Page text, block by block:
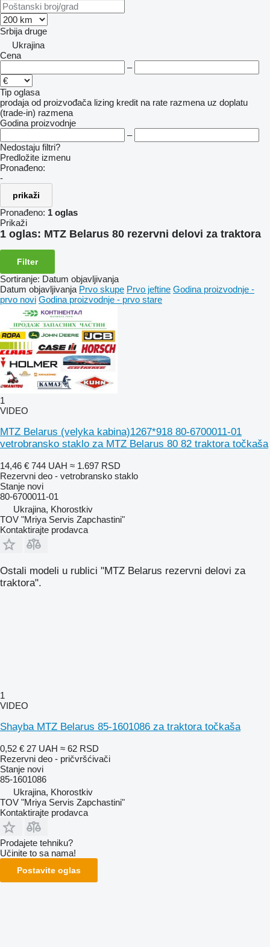
Srbija druge
Ukrajina
Cena
–
Tip oglasa
prodaja od proizvođača lizing kredit na rate razmena uz doplatu
(trade-in) razmena
Godina proizvodnje
–
Nedostaju filtri?
Predložite izmenu
Pronađeno:
-
prikaži
Pronađeno: 1 oglas
Prikaži
1 oglas: MTZ Belarus 80 rezervni delovi za traktora
Filter
Sortiranje: Datum objavljivanja
Datum objavljivanja Prvo skupe Prvo jeftine Godina proizvodnje -
prvo novi Godina proizvodnje - prvo stare
1
VIDEO
MTZ Belarus (velyka kabina)1267*918 80-6700011-01
vetrobransko staklo za MTZ Belarus 80 82 traktora točkaša
14,46 € 744 UAH ≈ 1.697 RSD
Rezervni deo - vetrobransko staklo
Stanje novi
80-6700011-01
Ukrajina, Khorostkiv
TOV "Mriya Servis Zapchastini"
Kontaktirajte prodavca
Ostali modeli u rublici "MTZ Belarus rezervni delovi za
traktora".
1
VIDEO
Shayba MTZ Belarus 85-1601086 za traktora točkaša
0,52 € 27 UAH ≈ 62 RSD
Rezervni deo - pričvršćivači
Stanje novi
85-1601086
Ukrajina, Khorostkiv
TOV "Mriya Servis Zapchastini"
Kontaktirajte prodavca
Prodajete tehniku?
Učinite to sa nama!
Postavite oglas